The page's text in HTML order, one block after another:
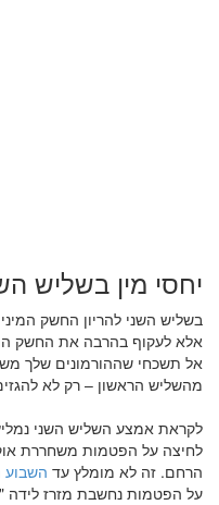
יחסי מין בשליש
בשליש השני להריון החשק
אלא לעקוף בהרבה את החשק
אל תשכחי שההורמונים שלך
מהשליש הראשון – רק לא
לקראת אמצע השליש השני
לחיצה על הפטמות משחררת
הרחם. זה לא מומלץ עד השבוע ה 38
על הפטמות נחשבת מזרז לידה